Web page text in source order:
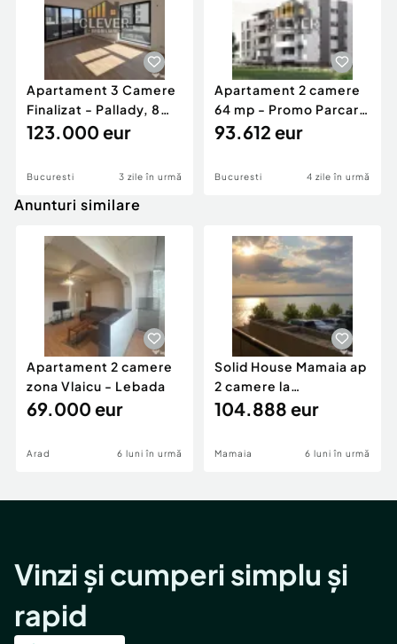
Apartament 3 Camere
Finalizat - Pallady, 8
min metrou Teclu
123.000 eur
Bucuresti 3 zile în urmă
Apartament 2 camere
64 mp - Promo Parcare
comision 0, Pal...
93.612 eur
Bucuresti 4 zile în urmă
Anunturi similare
Apartament 2 camere
zona Vlaicu - Lebada
69.000 eur
Arad 6 luni în urmă
Solid House Mamaia ap
2 camere la
cheie,langa Mega
104.888 eur
Mamaia 6 luni în urmă
Vinzi și cumperi simplu și
rapid